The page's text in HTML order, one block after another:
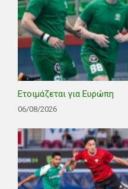
Ετοιμάζεται για Ευρώπη
06/08/2026